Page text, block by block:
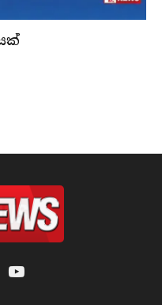
YouTube